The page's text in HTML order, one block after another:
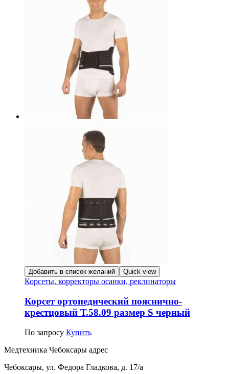
Добавить в список желаний Quick view
Корсеты, корректоры осанки, реклинаторы
Корсет ортопедический пояснично-
крестцовый Т.58.09 размер S черный
По запросу Купить
Медтехника Чебоксары адрес
Чебоксары, ул. Федора Гладкова, д. 17/а